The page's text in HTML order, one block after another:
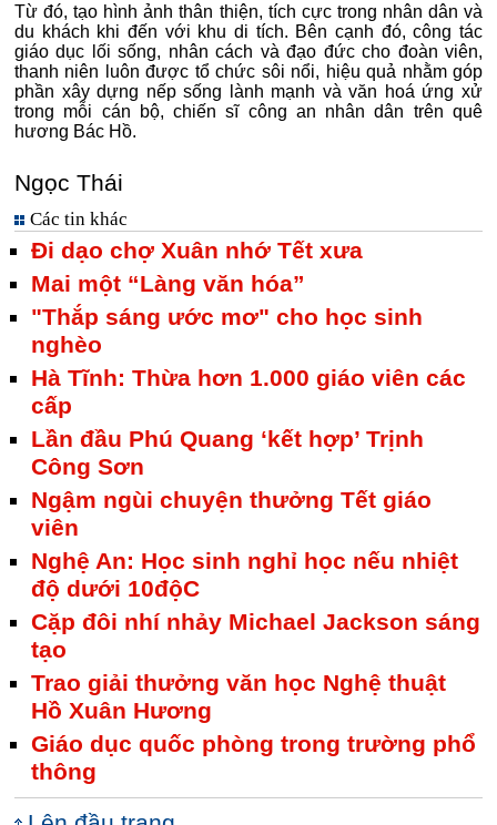
Từ đó, tạo hình ảnh thân thiện, tích cực trong nhân dân và
du khách khi đến với khu di tích. Bên cạnh đó, công tác
giáo dục lối sống, nhân cách và đạo đức cho đoàn viên,
thanh niên luôn được tổ chức sôi nổi, hiệu quả nhằm góp
phần xây dựng nếp sống lành mạnh và văn hoá ứng xử
trong mỗi cán bộ, chiến sĩ công an nhân dân trên quê
hương Bác Hồ.
Ngọc Thái
Các tin khác
Đi dạo chợ Xuân nhớ Tết xưa
Mai một “Làng văn hóa”
"Thắp sáng ước mơ" cho học sinh
nghèo
Hà Tĩnh: Thừa hơn 1.000 giáo viên các
cấp
Lần đầu Phú Quang ‘kết hợp’ Trịnh
Công Sơn
Ngậm ngùi chuyện thưởng Tết giáo
viên
Nghệ An: Học sinh nghỉ học nếu nhiệt
độ dưới 10độC
Cặp đôi nhí nhảy Michael Jackson sáng
tạo
Trao giải thưởng văn học Nghệ thuật
Hồ Xuân Hương
Giáo dục quốc phòng trong trường phổ
thông